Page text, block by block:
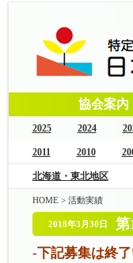
協会案内
2025 2024
2011 2010
北海道・東北地区
HOME> 活動実績
2018年3月30日 第
-下記募集は終